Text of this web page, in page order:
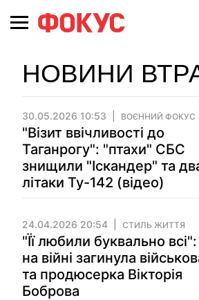
НОВИНИ
30.05.2026 10:53 ВОЄННИЙ ФОКУС
"Візит ввічливості до
Таганрогу": "птахи" СБС
знищили "Іскандер" та
літаки Ту-142 (відео)
24.04.2026 20:54 СТИЛЬ ЖИТТЯ
"Її любили буквально всі":
на війні загинула
та продюсерка Вікторія
Боброва